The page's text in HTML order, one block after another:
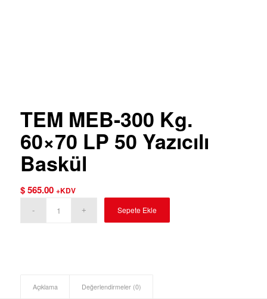
TEM MEB-300 Kg.
60×70 LP 50 Yazıcılı
Baskül
$565.00 +KDV
Sepete Ekle
Açıklama Değerlendirmeler (0)